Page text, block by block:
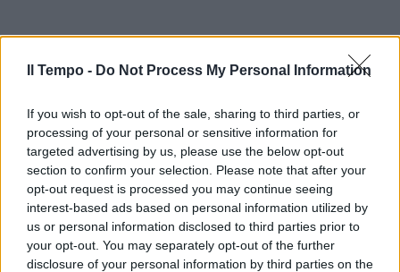
Il Tempo - Do Not Process My Personal Information
If you wish to opt-out of the sale, sharing to third parties, or
processing of your personal or sensitive information for
targeted advertising by us, please use the below opt-out
section to confirm your selection. Please note that after your
opt-out request is processed you may continue seeing
interest-based ads based on personal information utilized by
us or personal information disclosed to third parties prior to
your opt-out. You may separately opt-out of the further
disclosure of your personal information by third parties on the